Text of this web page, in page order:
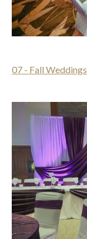
07 - Fall Weddings